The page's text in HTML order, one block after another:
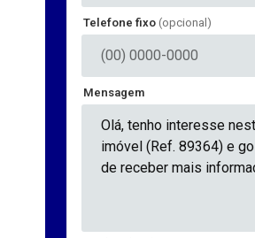
Telefone fixo (opcional)
Mensagem